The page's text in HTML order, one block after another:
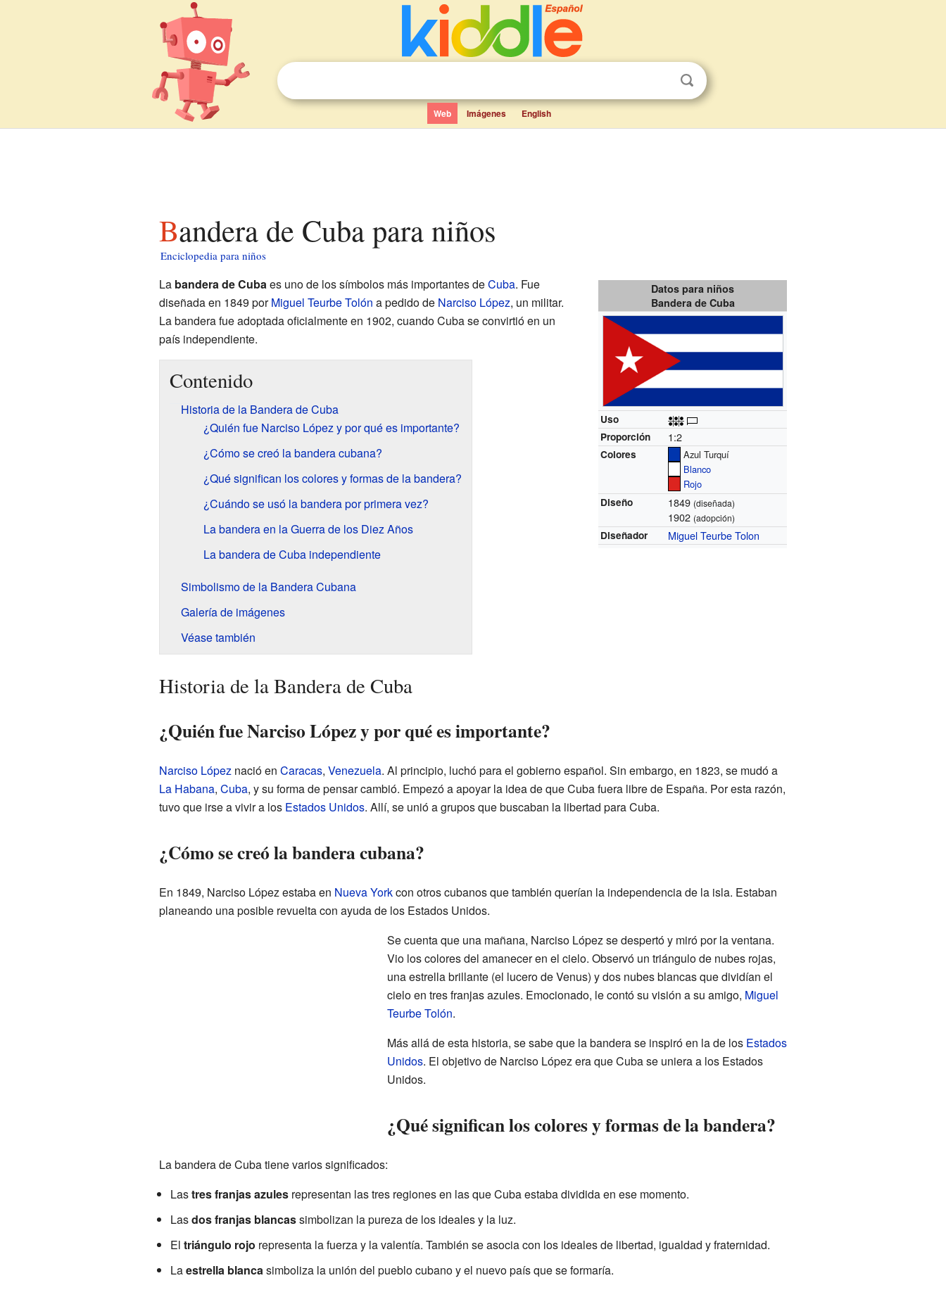
Web Imágenes English
Bandera de Cuba para niños
Enciclopedia para niños
Datos para niños
Bandera de Cuba
Uso
Proporción
1:2
Colores
Azul Turquí
Blanco
Rojo
Diseño
1849 (diseñada)
1902 (adopción)
Diseñador Miguel Teurbe Tolon
La bandera de Cubaes uno de los símbolos más importantes deCuba. Fue
diseñada en 1849 porMiguel Teurbe Tolón a pedido de Narciso López, un militar.
La bandera fue adoptada oficialmente en 1902, cuando Cuba se convirtió en un
país independiente.
Contenido
Historia de la Bandera de Cuba
¿Quién fue Narciso López y por qué es importante?
¿Cómo se creó la bandera cubana?
¿Qué significan los colores y formas de la bandera?
¿Cuándo se usó la bandera por primera vez?
La bandera en la Guerra de los Diez Años
La bandera de Cuba independiente
Simbolismo de la Bandera Cubana
Galería de imágenes
Véase también
Historia de la Bandera de Cuba
¿Quién fue Narciso López y por qué es importante?
Narciso Lópeznació en Caracas, Venezuela. Al principio, luchó para el gobierno español. Sin embargo, en 1823, se mudó a
La Habana, Cuba, y su forma de pensar cambió. Empezó a apoyar la idea de que Cuba fuera libre de España. Por esta razón,
tuvo que irse a vivir a los Estados Unidos. Allí, se unió a grupos que buscaban la libertad para Cuba.
¿Cómo se creó la bandera cubana?
En 1849, Narciso López estaba en Nueva Yorkcon otros cubanos que también querían la independencia de la isla. Estaban
planeando una posible revuelta con ayuda de los Estados Unidos.
Se cuenta que una mañana, Narciso López se despertó y miró por la ventana.
Vio los colores del amanecer en el cielo. Observó un triángulo de nubes rojas,
una estrella brillante (el lucero de Venus) y dos nubes blancas que dividían el
cielo en tres franjas azules. Emocionado, le contó su visión a su amigo, Miguel
Teurbe Tolón.
Más allá de esta historia, se sabe que la bandera se inspiró en la de los Estados
Unidos. El objetivo de Narciso López era que Cuba se uniera a los Estados
Unidos.
¿Qué significan los colores y formas de la bandera?
La bandera de Cuba tiene varios significados:
Lastres franjas azulesrepresentan las tres regiones en las que Cuba estaba dividida en ese momento.
Lasdos franjas blancassimbolizan la pureza de los ideales y la luz.
El triángulo rojo representa la fuerza y la valentía. También se asocia con los ideales de libertad, igualdad y fraternidad.
Laestrella blancasimboliza la unión del pueblo cubano y el nuevo país que se formaría.